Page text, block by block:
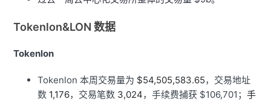
Tokenlon&LON 数据
Tokenlon
Tokenlon 本周交易量为 $54,505,583.65，交易地址
数 1,176，交易笔数 3,024，手续费捕获 $106,701；手